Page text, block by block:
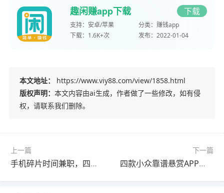
趣闲赚app下载 下载
支持： 安卓/苹果 分类： 赚钱app
下载： 1.6K+次 发布： 2022-01-04
本文地址：
https://www.viy88.com/view/1858.html
版权声明： 本文内容由ai生成，作者做了一些修改，如有侵
权，请联系我们删除。
上一篇
手机碎片时间兼职，四款靠谱悬赏APP实测推荐
下一篇
四款小众靠谱悬赏APP，企鹅互助+秒单新手使用教程